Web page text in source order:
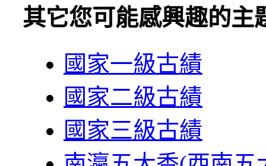
其它您可能感興趣的主
國家一級古績
國家二級古績
國家三級古績